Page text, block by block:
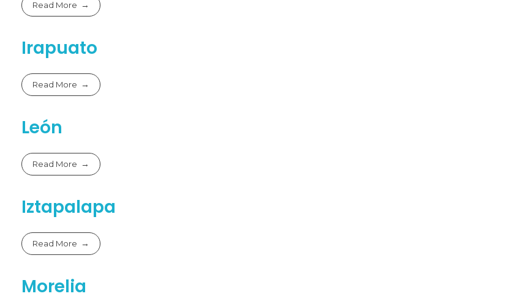
Read More
Irapuato
Read More
León
Read More
Iztapalapa
Read More
Morelia